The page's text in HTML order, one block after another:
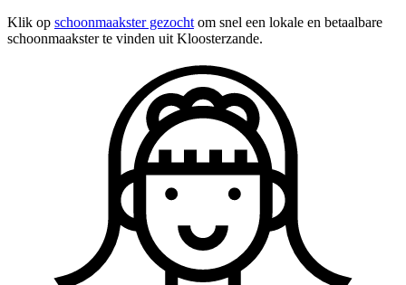
Klik op schoonmaakster gezocht om snel een lokale en betaalbare
schoonmaakster te vinden uit Kloosterzande.